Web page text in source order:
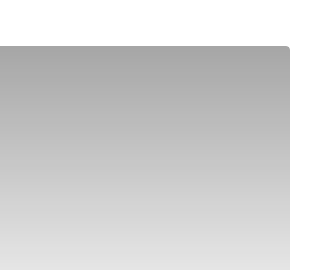
鐵站 B1 出口走路 5 分鐘、The One 商